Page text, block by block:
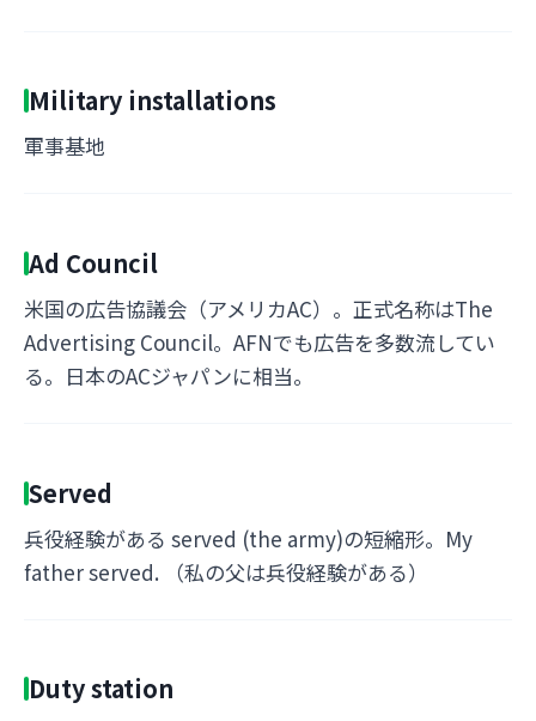
Military installations
軍事基地
Ad Council
米国の広告協議会（アメリカAC）。正式名称はThe
Advertising Council。AFNでも広告を多数流してい
る。日本のACジャパンに相当。
Served
兵役経験がある served (the army)の短縮形。My
father served. （私の父は兵役経験がある）
Duty station